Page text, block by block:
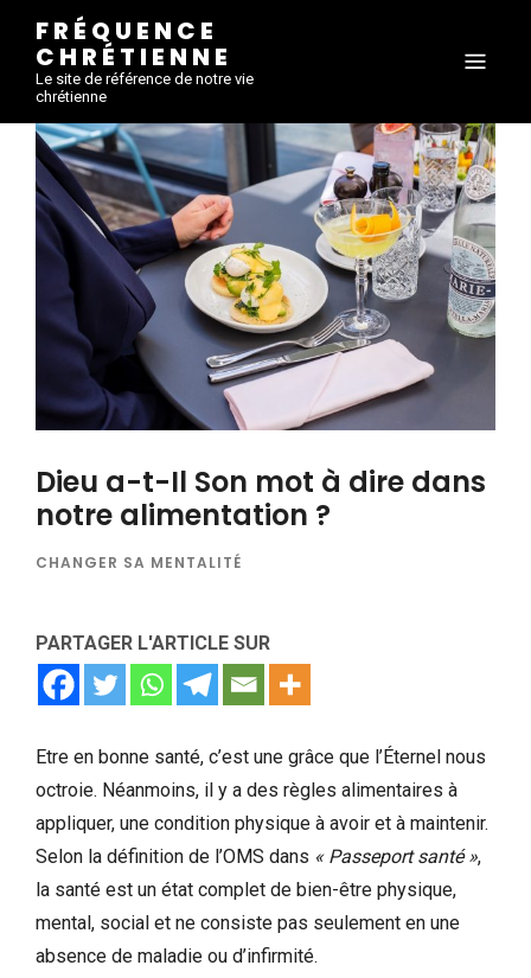
FRÉQUENCE
CHRÉTIENNE
Le site de référence de notre vie
chrétienne
Dieu a-t-Il Son mot à dire dans
notre alimentation ?
CHANGER SA MENTALITÉ
PARTAGER L'ARTICLE SUR
Etre en bonne santé, c’est une grâce que l’Éternel nous
octroie. Néanmoins, il y a des règles alimentaires à
appliquer, une condition physique à avoir et à maintenir.
Selon la définition de l’OMS dans « Passeport santé »,
la santé est un état complet de bien-être physique,
mental, social et ne consiste pas seulement en une
absence de maladie ou d’infirmité.